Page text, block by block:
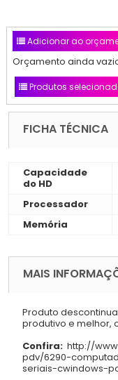
Adicionar ao
Orçamento ainda
Produtos
FICHA TÉCNICA
Capacidade
do HD
Processador
Memória
MAIS
Produto
produtivo e melhor,
Confira: http://
pdv/6290-
seriais-cwindows-